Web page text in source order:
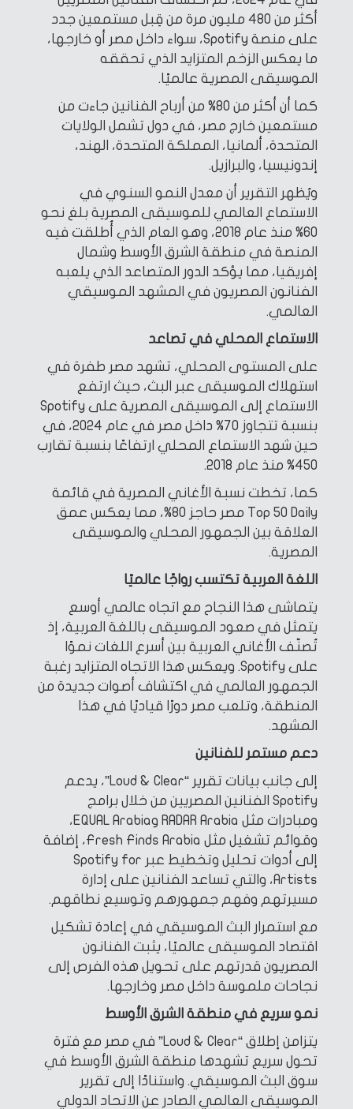
أكثر من 480 مليون مرة من قِبل مستمعين جدد
على منصة Spotify، سواء داخل مصر أو خارجها،
ما يعكس الزخم المتزايد الذي تحققه
الموسيقى المصرية عالميًا.
كما أن أكثر من 80% من أرباح الفنانين جاءت من
مستمعين خارج مصر، في دول تشمل الولايات
المتحدة، ألمانيا، المملكة المتحدة، الهند،
إندونيسيا، والبرازيل.
ويُظهر التقرير أن معدل النمو السنوي في
الاستماع العالمي للموسيقى المصرية بلغ نحو
60% منذ عام 2018، وهو العام الذي أُطلقت فيه
المنصة في منطقة الشرق الأوسط وشمال
إفريقيا، مما يؤكد الدور المتصاعد الذي يلعبه
الفنانون المصريون في المشهد الموسيقي
العالمي.
الاستماع المحلي في تصاعد
على المستوى المحلي، تشهد مصر طفرة في
استهلاك الموسيقى عبر البث، حيث ارتفع
الاستماع إلى الموسيقى المصرية على Spotify
بنسبة تتجاوز 70% داخل مصر في عام 2024، في
حين شهد الاستماع المحلي ارتفاعًا بنسبة تقارب
450% منذ عام 2018.
كما، تخطت نسبة الأغاني المصرية في قائمة
Top 50 Daily مصر حاجز 80%، مما يعكس عمق
العلاقة بين الجمهور المحلي والموسيقى
المصرية.
اللغة العربية تكتسب رواجًا عالميًا
يتماشى هذا النجاح مع اتجاه عالمي أوسع
يتمثل في صعود الموسيقى باللغة العربية، إذ
تُصنّف الأغاني العربية بين أسرع اللغات نموًا
على Spotify. ويعكس هذا الاتجاه المتزايد رغبة
الجمهور العالمي في اكتشاف أصوات جديدة من
المنطقة، وتلعب مصر دورًا قياديًا في هذا
المشهد.
دعم مستمر للفنانين
إلى جانب بيانات تقرير “Loud & Clear”، يدعم
Spotify الفنانين المصريين من خلال برامج
ومبادرات مثل RADAR Arabia وEQUAL Arabia،
وقوائم تشغيل مثل Fresh Finds Arabia، إضافة
إلى أدوات تحليل وتخطيط عبر Spotify for
Artists، والتي تساعد الفنانين على إدارة
مسيرتهم وفهم جمهورهم وتوسيع نطاقهم.
مع استمرار البث الموسيقي في إعادة تشكيل
اقتصاد الموسيقى عالميًا، يثبت الفنانون
المصريون قدرتهم على تحويل هذه الفرص إلى
نجاحات ملموسة داخل مصر وخارجها.
نمو سريع في منطقة الشرق الأوسط
يتزامن إطلاق “Loud & Clear” في مصر مع فترة
تحول سريع تشهدها منطقة الشرق الأوسط في
سوق البث الموسيقي. واستنادًا إلى تقرير
الموسيقى العالمي الصادر عن الاتحاد الدولي